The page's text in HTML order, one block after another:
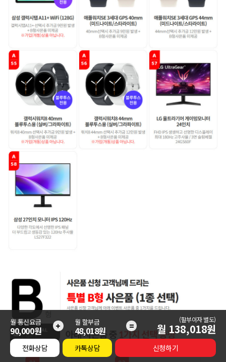
월 통신요금
90,000원 + 월 할부금
48,018원 = (할부이자 별도)
월 138,018원
전화상담 카톡상담 신청하기